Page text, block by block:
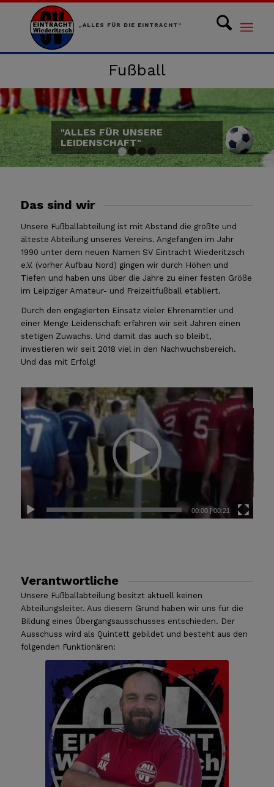
„ALLES FÜR DIE EINTRACHT“
Fußball
"ALLES FÜR UNSERE
LEIDENSCHAFT"
1 2 3 4
Das sind wir
Unsere Fußballabteilung ist mit Abstand die größte und
älteste Abteilung unseres Vereins. Angefangen im Jahr
1990 unter dem neuen Namen SV Eintracht Wiederitzsch
e.V. (vorher Aufbau Nord) gingen wir durch Höhen und
Tiefen und haben uns über die Jahre zu einer festen Größe
im Leipziger Amateur- und Freizeitfußball etabliert.
Durch den engagierten Einsatz vieler Ehrenamtler und
einer Menge Leidenschaft erfahren wir seit Jahren einen
stetigen Zuwachs. Und damit das auch so bleibt,
investieren wir seit 2018 viel in den Nachwuchsbereich.
Und das mit Erfolg!
00:00 |00:21
Verantwortliche
Unsere Fußballabteilung besitzt aktuell keinen
Abteilungsleiter. Aus diesem Grund haben wir uns für die
Bildung eines Übergangsausschusses entschieden. Der
Ausschuss wird als Quintett gebildet und besteht aus den
folgenden Funktionären: